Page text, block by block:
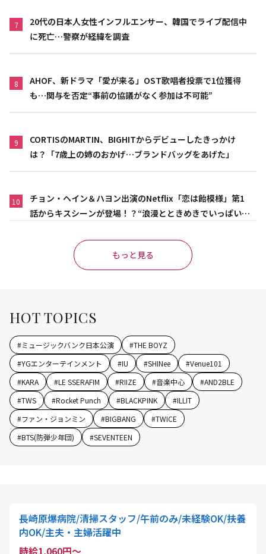
7
20代の日本人女性インフルエンサー、韓国でライブ配信中
に死亡…警察が経緯を調査
8
AHOF、新ドラマ「愛が来る」OST歌唱者投票で1位獲得
も…関与を否定“事前の協議がなく参加は不可能”
9
CORTISのMARTIN、BIGHITからデビューしたきっかけ
は？「7歳上の姉のおかげ…ブランドバッグをあげた」
10
チョン・ヘイン＆ハヨン出演のNetflix「恋は飴模様」第1
話からキスシーンが登場！？“浪漫とときめきでいっぱいの
もっと見る
HOT TOPICS
#ミュージックバンク日本公演 #THE BOYZ
#YGエンターテインメント #IU #SHINee #Venue101
#KARA #LE SSERAFIM #RIIZE #音楽中心 #AND2BLE
#TWS #Rocket Punch #BLACKPINK #ILLIT
#ファン・ジョンミン #BIGBANG #TWICE
#BTS(防弾少年団) #SEVENTEEN
長崎原爆病院/清掃スタッフ/午前のみ/未経験OK/扶養
内OK/主夫・主婦活躍中